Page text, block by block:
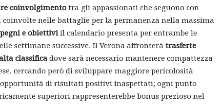
coinvolgimento tra gli appassionati che seguono con
nelle battaglie per la permanenza nella massima
e obiettiviIl calendario presenta per entrambe le
settimane successive. Il Verona affronterà trasferte
classifica dove sarà necessario mantenere compattezza
cercando però di sviluppare maggiore pericolosità
di risultati positivi inaspettati; ogni punto
superiori rappresenterebbe bonus prezioso nel